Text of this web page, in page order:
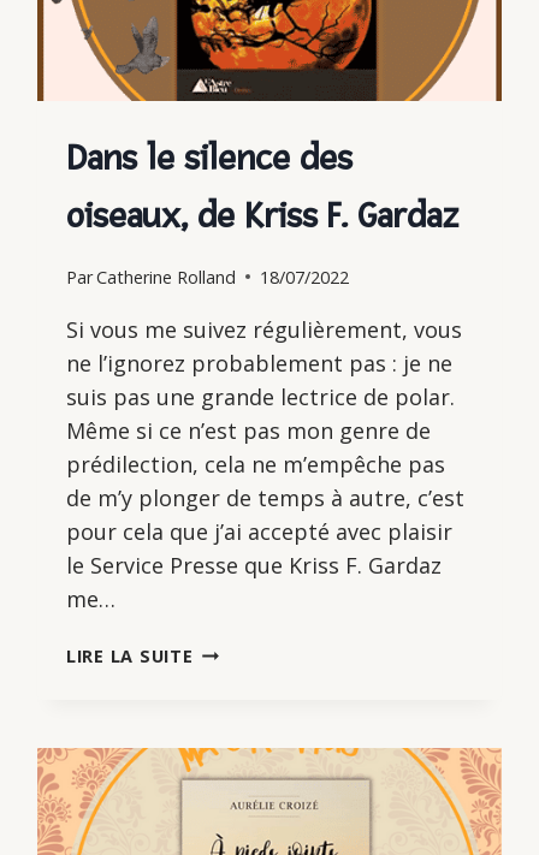
Dans le silence des
oiseaux, de Kriss F. Gardaz
ParCatherine Rolland 18/07/2022
Si vous me suivez régulièrement, vous
ne l’ignorez probablement pas : je ne
suis pas une grande lectrice de polar.
Même si ce n’est pas mon genre de
prédilection, cela ne m’empêche pas
de m’y plonger de temps à autre, c’est
pour cela que j’ai accepté avec plaisir
le Service Presse que Kriss F. Gardaz
me…
LIRE LA SUITE DANS
OISEAUX,
DE
KRISS